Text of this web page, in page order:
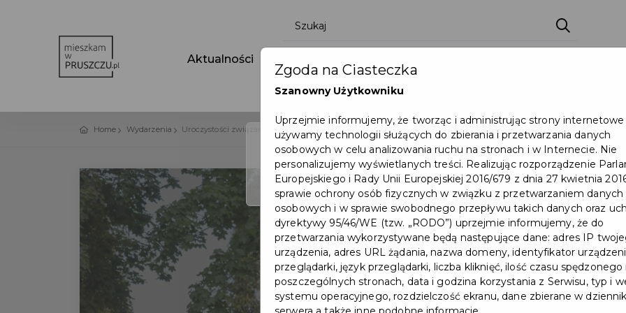
Aktualności
Dokumenty
Home Wydarzenia Uroczystości związane z obchodami Światowego Dnia Sybiraka
Wydarzenie już się zakończyło
Zgoda na Ciasteczka
Szanowny Użytkowniku
Uprzejmie informujemy, że tworząc i administrując strony internetowe
używamy technologii służących do zbierania i przetwarzania danych
osobowych w celu analizowania ruchu na stronach i w Internecie. Nie
personalizujemy wyświetlanych treści. Realizując rozporządzenie
Europejskiego i Rady Unii Europejskiej 2016/679 z dnia 27 kwietnia
sprawie ochrony osób fizycznych w związku z przetwarzaniem danych
osobowych i w sprawie swobodnego przepływu takich danych oraz
dyrektywy 95/46/WE (tzw. „RODO”) uprzejmie informujemy, że do
przetwarzania wykorzystywane będą następujące dane: adres IP
urządzenia, adres URL żądania, nazwa domeny, identyfikator
przeglądarki, język przeglądarki, liczba kliknięć, ilość czasu spędzonego
poszczególnych stronach, data i godzina korzystania z Serwisu, typ i
systemu operacyjnego, rozdzielczość ekranu, dane zbierane w